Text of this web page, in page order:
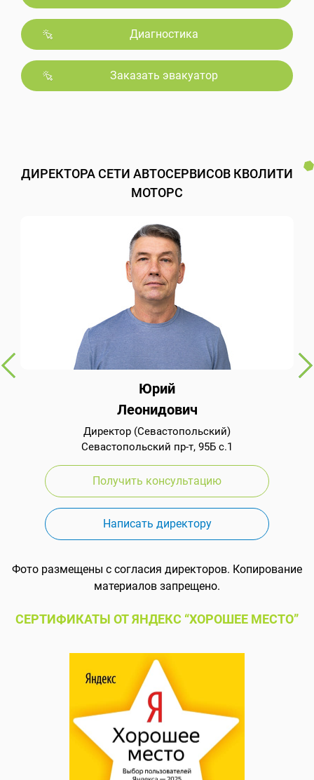
Диагностика
Заказать эвакуатор
ДИРЕКТОРА СЕТИ АВТОСЕРВИСОВ КВОЛИТИ
МОТОРС
Юрий
Леонидович
Директор (Севастопольский)
Севастопольский пр-т, 95Б с.1
Получить консультацию
Написать директору
Фото размещены с согласия директоров. Копирование
материалов запрещено.
СЕРТИФИКАТЫ ОТ ЯНДЕКС “ХОРОШЕЕ МЕСТО”